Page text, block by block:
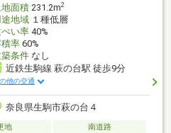
面積231.2m2
途地域１種低層
い率40%
率60%
条件なし
近鉄生駒線 萩の台駅 徒歩9分
他の交通
奈良県生駒市萩の台４
地
南道路